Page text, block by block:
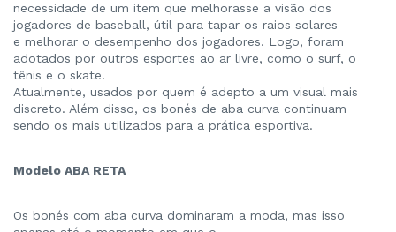
necessidade de um item que melhorasse a visão dos
jogadores de baseball, útil para tapar os raios solares
e melhorar o desempenho dos jogadores. Logo, foram
adotados por outros esportes ao ar livre, como o surf, o
tênis e o skate.
Atualmente, usados por quem é adepto a um visual mais
discreto. Além disso, os bonés de aba curva continuam
sendo os mais utilizados para a prática esportiva.
Modelo ABA RETA
Os bonés com aba curva dominaram a moda, mas isso